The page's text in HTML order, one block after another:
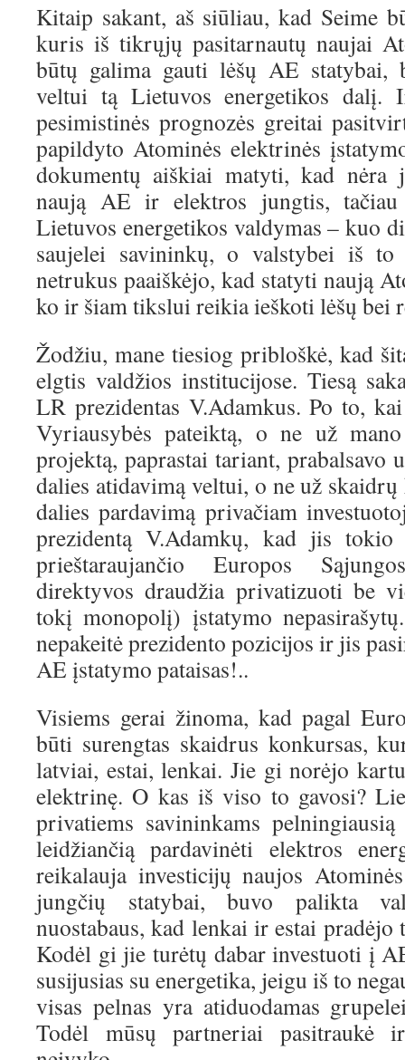
Kitaip sakant, aš siūliau, kad Seime
kuris iš tikrųjų pasitarnautų naujai
būtų galima gauti lėšų AE statybai,
veltui tą Lietuvos energetikos dalį.
pesimistinės prognozės greitai
papildyto Atominės elektrinės
dokumentų aiškiai matyti, kad nėra
naują AE ir elektros jungtis,
Lietuvos energetikos valdymas – kuo
saujelei savininkų, o valstybei iš to
netrukus paaiškėjo, kad statyti naują
ko ir šiam tikslui reikia ieškoti lėšų bei
Žodžiu, mane tiesiog pribloškė, kad
elgtis valdžios institucijose. Tiesą
LR prezidentas V.Adamkus. Po to,
Vyriausybės pateiktą, o ne už
projektą, paprastai tariant, prabalsavo
dalies atidavimą veltui, o ne už
dalies pardavimą privačiam
prezidentą V.Adamkų, kad jis tokio
prieštaraujančio Europos
direktyvos draudžia privatizuoti be
tokį monopolį) įstatymo
nepakeitė prezidento pozicijos ir jis
AE įstatymo pataisas!..
Visiems gerai žinoma, kad pagal
būti surengtas skaidrus konkursas,
latviai, estai, lenkai. Jie gi norėjo
elektrinę. O kas iš viso to gavosi?
privatiems savininkams
leidžiančią pardavinėti elektros
reikalauja investicijų naujos
jungčių statybai, buvo palikta
nuostabaus, kad lenkai ir estai
Kodėl gi jie turėtų dabar investuoti į
susijusias su energetika, jeigu iš to
visas pelnas yra atiduodamas
Todėl mūsų partneriai pasitraukė